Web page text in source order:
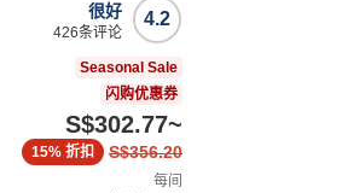
4.2
很好
426条评论
Seasonal Sale
闪购优惠券
S$302.77~
S$356.20
15% 折扣
每间